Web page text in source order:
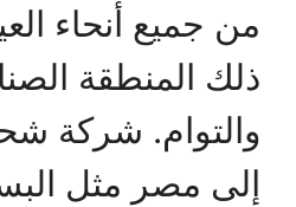
من جميع أنحاء
ذلك المنطقة
والتوام. شركة
إلى مصر مثل